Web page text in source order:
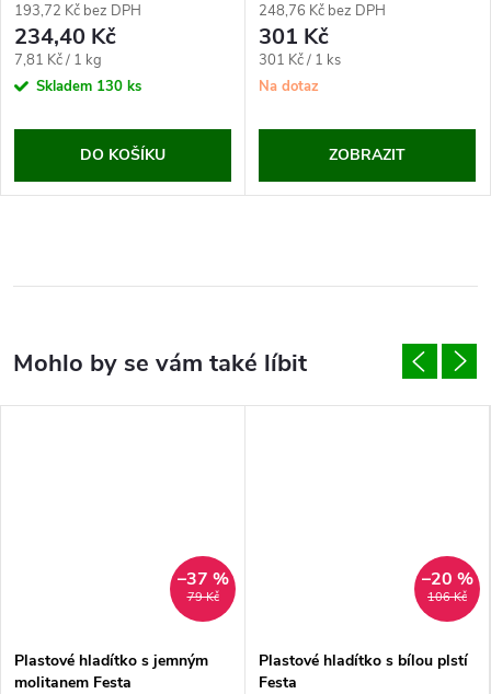
193,72 Kč bez DPH
234,40 Kč
Měrná
cena:
7,81 Kč / 1 kg
Skladem 130 ks
DO KOŠÍKU
248,76 Kč bez DPH
301 Kč
Měrná
cena:
301 Kč / 1 ks
Na dotaz
ZOBRAZIT
79 Kč
–37 %
Plastové hladítko s jemným
molitanem Festa
106 Kč
–20 %
Plastové hladítko s bílou plstí
Festa